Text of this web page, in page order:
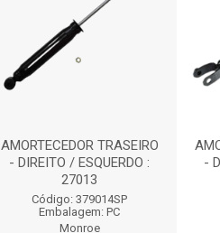
AMORTECEDOR TRASEIRO
- DIREITO / ESQUERDO :
27013
Código: 379014SP
Embalagem: PC
Monroe
-